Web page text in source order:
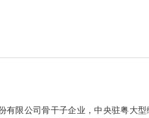
限公司骨干子企业，中央驻粤大型